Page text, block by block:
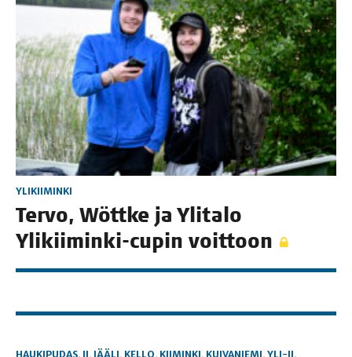
YLIKIIMINKI
Ter­vo, Wött­ke ja Yli­ta­lo
Yli­kii­min­ki-cupin voittoon
HAUKIPUDAS, II, JÄÄLI, KELLO, KIIMINKI, KUIVANIEMI, YLI-II,